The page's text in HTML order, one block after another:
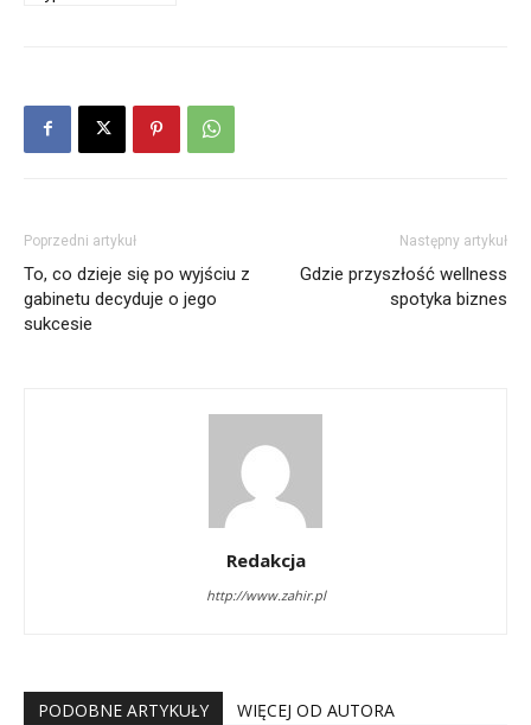
Poprzedni artykuł
To, co dzieje się po wyjściu z
gabinetu decyduje o jego
sukcesie
Następny artykuł
Gdzie przyszłość wellness
spotyka biznes
Redakcja
http://www.zahir.pl
PODOBNE ARTYKUŁY WIĘCEJ OD AUTORA